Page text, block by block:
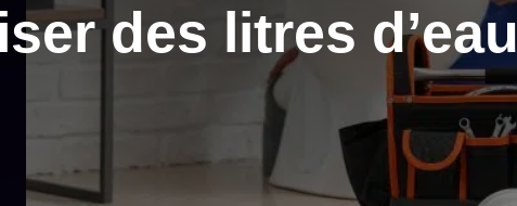
des litres d’eau